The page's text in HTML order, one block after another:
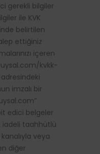
gerekli bilgiler
ile KVK
belirtilen
ettiğiniz
içeren
kvkk-
imzalı bir
”
edici belgeler
iadeli taahhütlü
veya
diğer